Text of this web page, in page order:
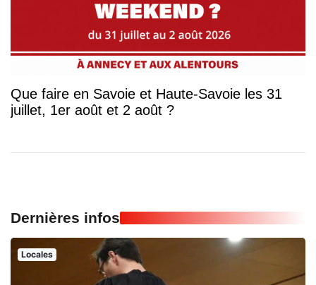
Que faire en Savoie et Haute-Savoie les 31
juillet, 1er août et 2 août ?
Dernières infos
Locales